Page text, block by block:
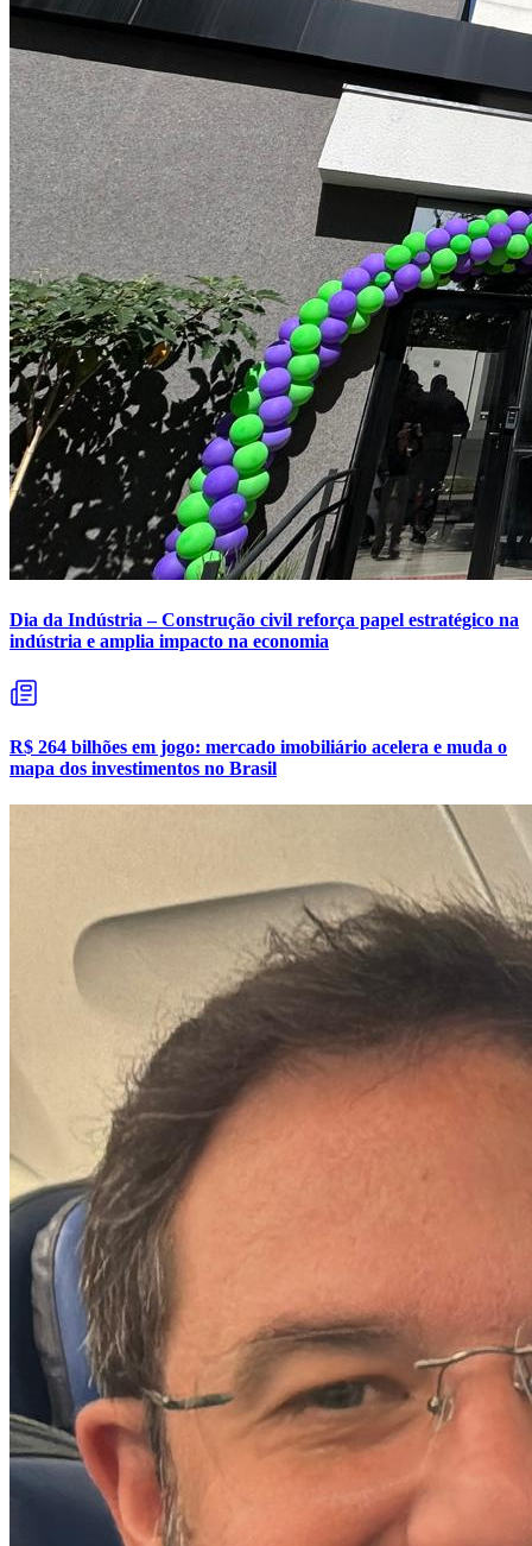
Dia da Indústria – Construção civil reforça papel estratégico na
indústria e amplia impacto na economia
R$ 264 bilhões em jogo: mercado imobiliário acelera e muda o
mapa dos investimentos no Brasil